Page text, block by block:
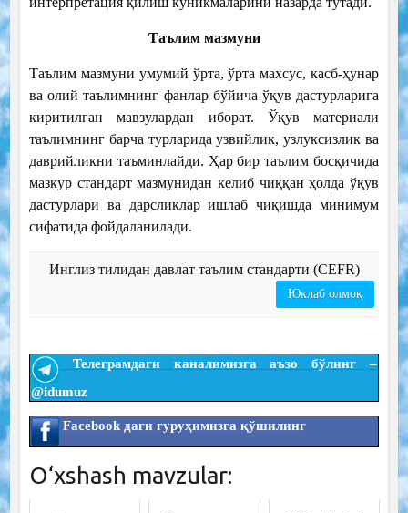
Таълим мазмуни
Таълим мазмуни умумий ўрта, ўрта махсус, касб-ҳунар
ва олий таълимнинг фанлар бўйича ўқув дастурларига
киритилган мавзулардан иборат. Ўқув материали
таълимнинг барча турларида узвийлик, узлуксизлик ва
даврийликни таъминлайди. Ҳар бир таълим босқичида
мазкур стандарт мазмунидан келиб чиққан ҳолда ўқув
дастурлари ва дарсликлар ишлаб чиқишда минимум
сифатида фойдаланилади.
Инглиз тилидан давлат таълим стандарти (CEFR)
Юклаб олмоқ
Телеграмдаги каналимизга аъзо бўлинг –
@idumuz
Facebook даги гуруҳимизга қўшилинг
O‘xshash mavzular: